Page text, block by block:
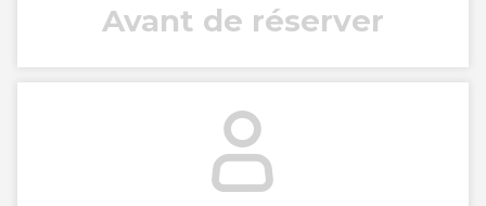
Avant de réserver